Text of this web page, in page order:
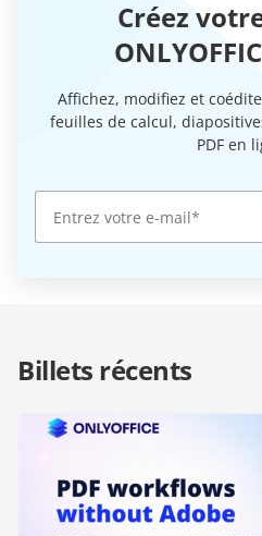
Créez
Affichez, modifiez et
feuilles de calcul,
PDF en
Billets récents